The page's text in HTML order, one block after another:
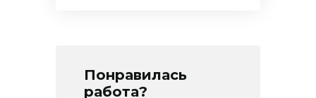
Понравилась
работа?